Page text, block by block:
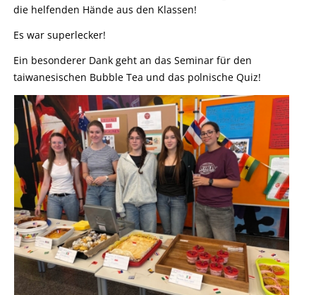
die helfenden Hände aus den Klassen!
Es war superlecker!
Ein besonderer Dank geht an das Seminar für den
taiwanesischen Bubble Tea und das polnische Quiz!